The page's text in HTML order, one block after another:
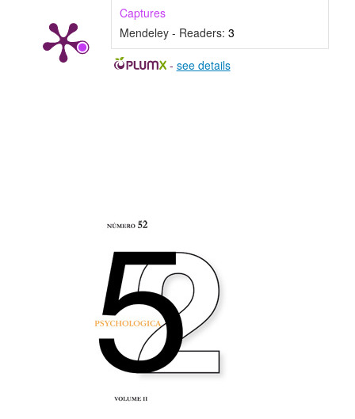
Captures
Mendeley - Readers: 3
- see details